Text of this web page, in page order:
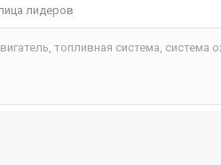
лидеров
топливная система, система